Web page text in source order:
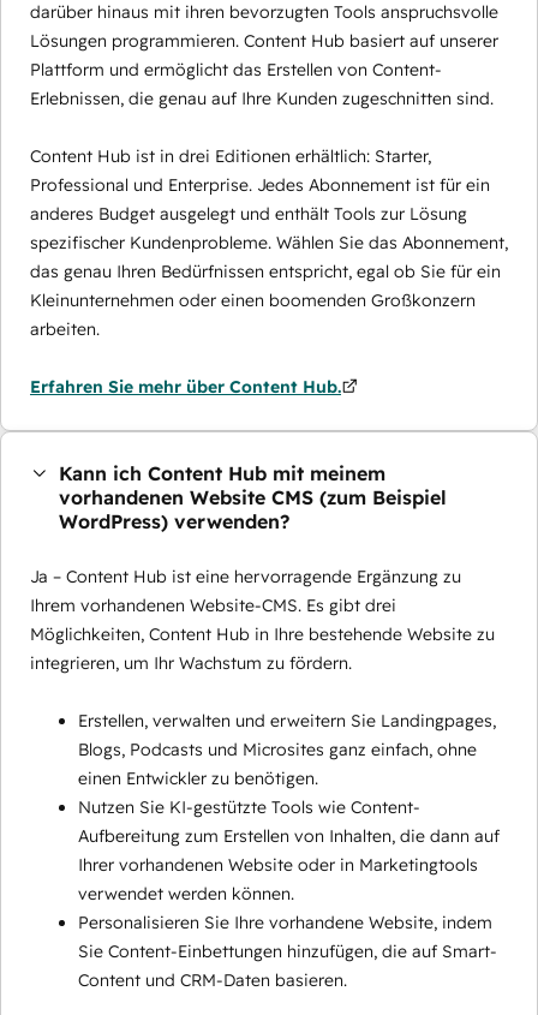
darüber hinaus mit ihren bevorzugten Tools anspruchsvolle
Lösungen programmieren. Content Hub basiert auf unserer
Plattform und ermöglicht das Erstellen von Content-
Erlebnissen, die genau auf Ihre Kunden zugeschnitten sind.
Content Hub ist in drei Editionen erhältlich: Starter,
Professional und Enterprise. Jedes Abonnement ist für ein
anderes Budget ausgelegt und enthält Tools zur Lösung
spezifischer Kundenprobleme. Wählen Sie das Abonnement,
das genau Ihren Bedürfnissen entspricht, egal ob Sie für ein
Kleinunternehmen oder einen boomenden Großkonzern
arbeiten.
Erfahren Sie mehr über Content Hub.
Kann ich Content Hub mit meinem
vorhandenen Website CMS (zum Beispiel
WordPress) verwenden?
Ja – Content Hub ist eine hervorragende Ergänzung zu
Ihrem vorhandenen Website-CMS. Es gibt drei
Möglichkeiten, Content Hub in Ihre bestehende Website zu
integrieren, um Ihr Wachstum zu fördern.
Erstellen, verwalten und erweitern Sie Landingpages,
Blogs, Podcasts und Microsites ganz einfach, ohne
einen Entwickler zu benötigen.
Nutzen Sie KI-gestützte Tools wie Content-
Aufbereitung zum Erstellen von Inhalten, die dann auf
Ihrer vorhandenen Website oder in Marketingtools
verwendet werden können.
Personalisieren Sie Ihre vorhandene Website, indem
Sie Content-Einbettungen hinzufügen, die auf Smart-
Content und CRM-Daten basieren.